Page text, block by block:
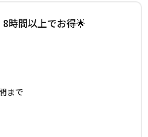
時間以上でお得🌟
で